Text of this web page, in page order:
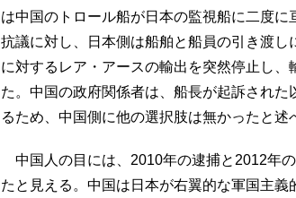
は中国のトロール船が日本の監視船に二度
抗議に対し、日本側は船舶と船員の引き渡
に対するレア・アースの輸出を突然停止し
た。中国の政府関係者は、船長が起訴され
るため、中国側に他の選択肢は無かったと述
中国人の目には、2010年の逮捕と2012年
たと見える。中国は日本が右翼的な軍国主